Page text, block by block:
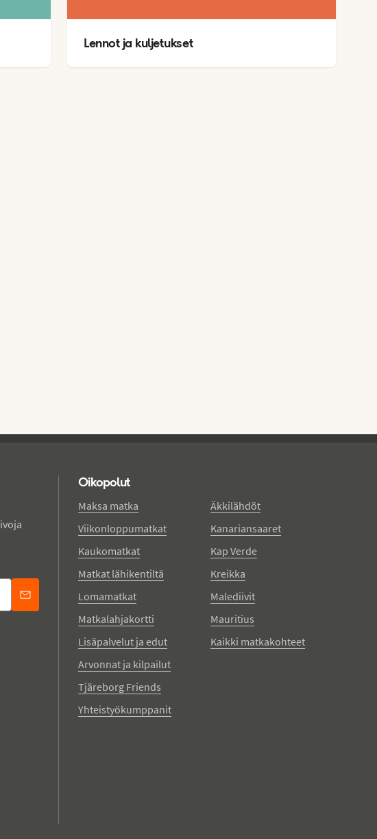
Lennot ja kuljetukset
Oikopolut
Maksa matka
Viikonloppumatkat
Kaukomatkat
Matkat lähikentiltä
Lomamatkat
Matkalahjakortti
Lisäpalvelut ja edut
Arvonnat ja kilpailut
Tjäreborg Friends
Yhteistyökumppanit
Äkkilähdöt
Kanariansaaret
Kap Verde
Kreikka
Malediivit
Mauritius
Kaikki matkakohteet